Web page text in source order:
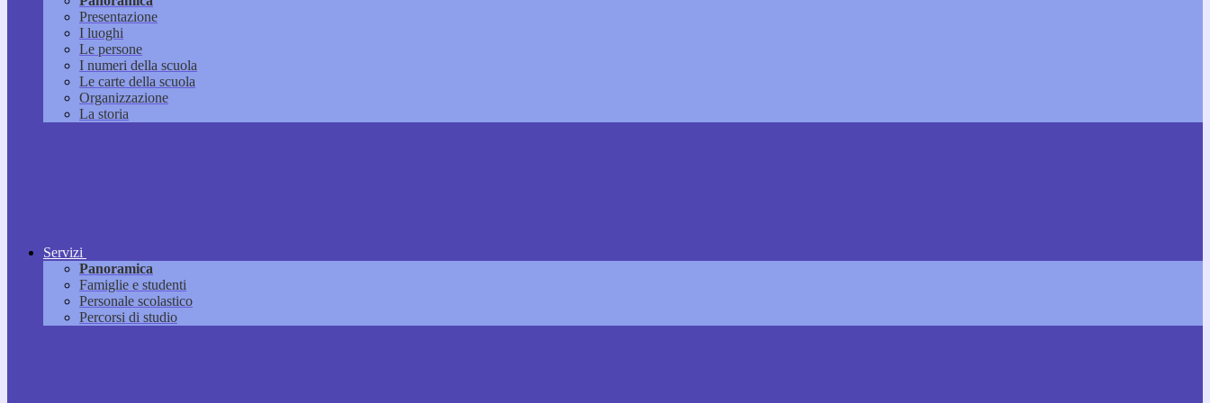
Presentazione
I luoghi
Le persone
I numeri della scuola
Le carte della scuola
Organizzazione
La storia
Servizi
Panoramica
Famiglie e studenti
Personale scolastico
Percorsi di studio